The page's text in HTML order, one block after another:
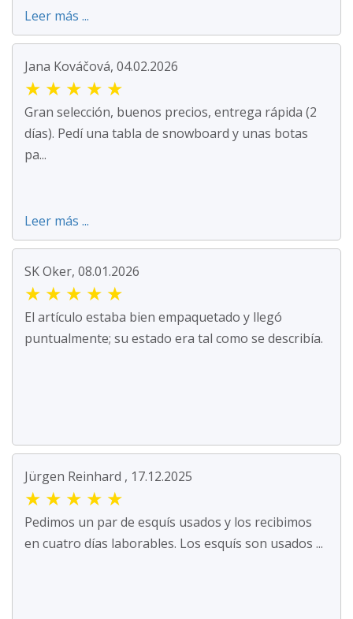
Leer más ...
Jana Kováčová, 04.02.2026
★ ★ ★ ★ ★
Gran selección, buenos precios, entrega rápida (2
días). Pedí una tabla de snowboard y unas botas
pa...
Leer más ...
SK Oker, 08.01.2026
★ ★ ★ ★ ★
El artículo estaba bien empaquetado y llegó
puntualmente; su estado era tal como se describía.
Jürgen Reinhard , 17.12.2025
★ ★ ★ ★ ★
Pedimos un par de esquís usados y los recibimos
en cuatro días laborables. Los esquís son usados ...